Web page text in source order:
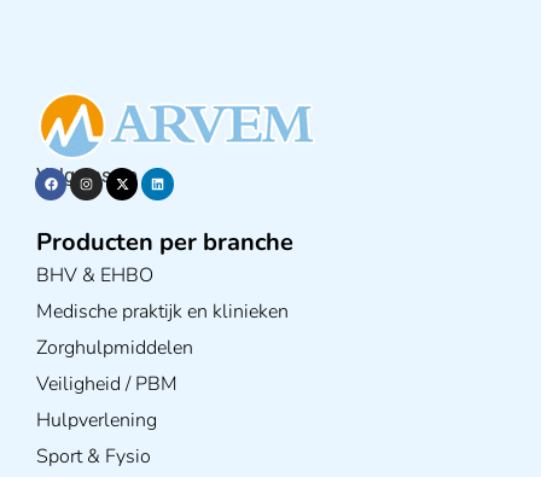
Volg ons op
Producten per branche
BHV & EHBO
Medische praktijk en klinieken
Zorghulpmiddelen
Veiligheid / PBM
Hulpverlening
Sport & Fysio